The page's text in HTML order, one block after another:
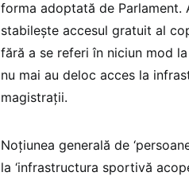
forma adoptată de Parlament.
stabileşte accesul gratuit al
fără a se referi în niciun mod
nu mai au deloc acces la
magistrații.
Noţiunea generală de
la ‘infrastructura sportivă